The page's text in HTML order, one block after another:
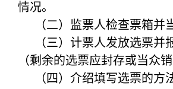
情况。
（二）监票人检查票箱并
（三）计票人发放选票并
（剩余的选票应封存或当众销
（四）介绍填写选票的方